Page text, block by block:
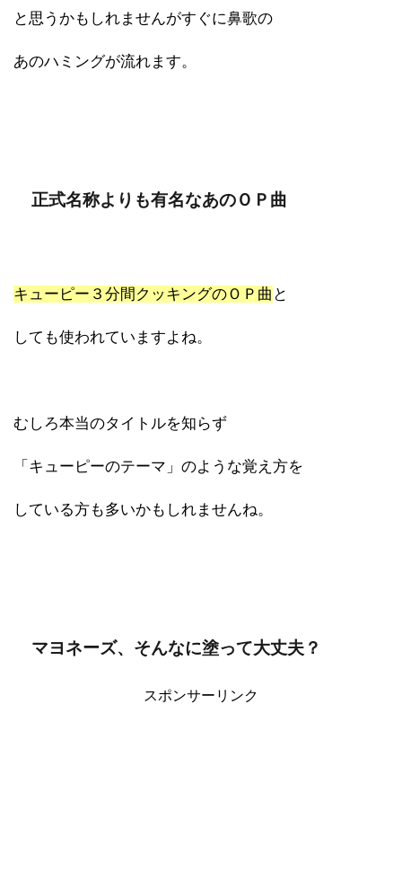
と思うかもしれませんがすぐに鼻歌の
あのハミングが流れます。
正式名称よりも有名なあのＯＰ曲
キューピー３分間クッキングのＯＰ曲 と
しても使われていますよね。
むしろ本当のタイトルを知らず
「キューピーのテーマ」のような覚え方を
している方も多いかもしれませんね。
マヨネーズ、そんなに塗って大丈夫？
スポンサーリンク